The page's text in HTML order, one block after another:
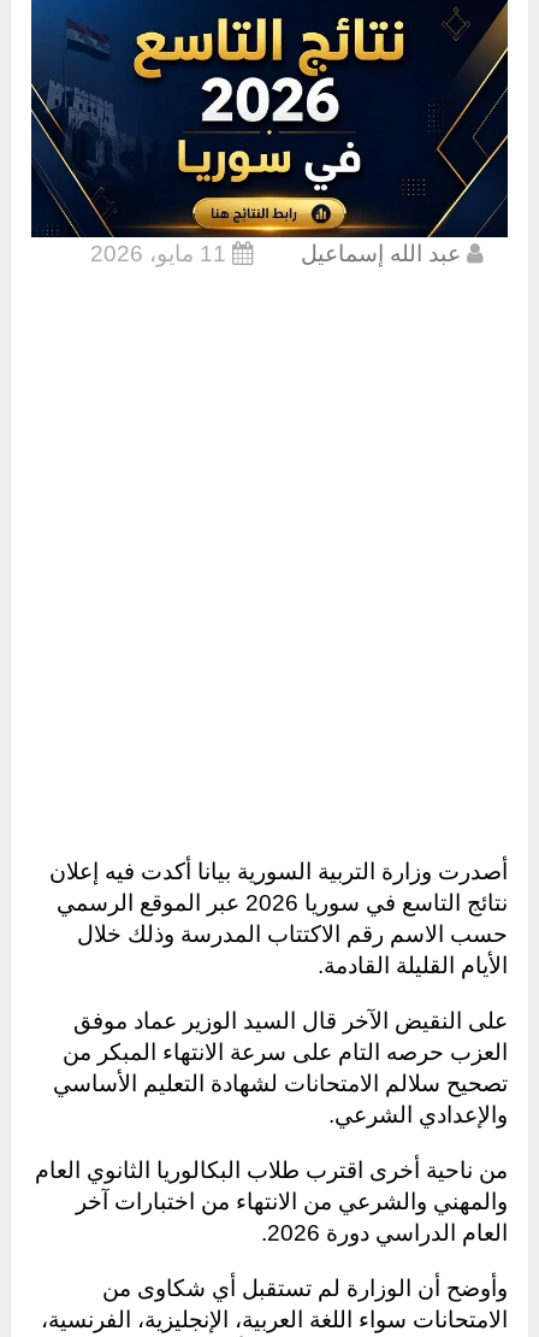
عبد الله إسماعيل 11 مايو، 2026
أصدرت وزارة التربية السورية بيانا أكدت فيه إعلان
نتائج التاسع في سوريا 2026 عبر الموقع الرسمي
حسب الاسم رقم الاكتتاب المدرسة وذلك خلال
الأيام القليلة القادمة.
على النقيض الآخر قال السيد الوزير عماد موفق
العزب حرصه التام على سرعة الانتهاء المبكر من
تصحيح سلالم الامتحانات لشهادة التعليم الأساسي
والإعدادي الشرعي.
من ناحية أخرى اقترب طلاب البكالوريا الثانوي العام
والمهني والشرعي من الانتهاء من اختبارات آخر
العام الدراسي دورة 2026.
وأوضح أن الوزارة لم تستقبل أي شكاوى من
الامتحانات سواء اللغة العربية، الإنجليزية، الفرنسية،